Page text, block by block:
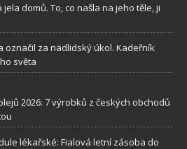
domů. To, co našla na jeho těle, ji
označil za nadlidský úkol. Kadeřník
světa
2026: 7 výrobků z českých obchodů
lékařské: Fialová letní zásoba do